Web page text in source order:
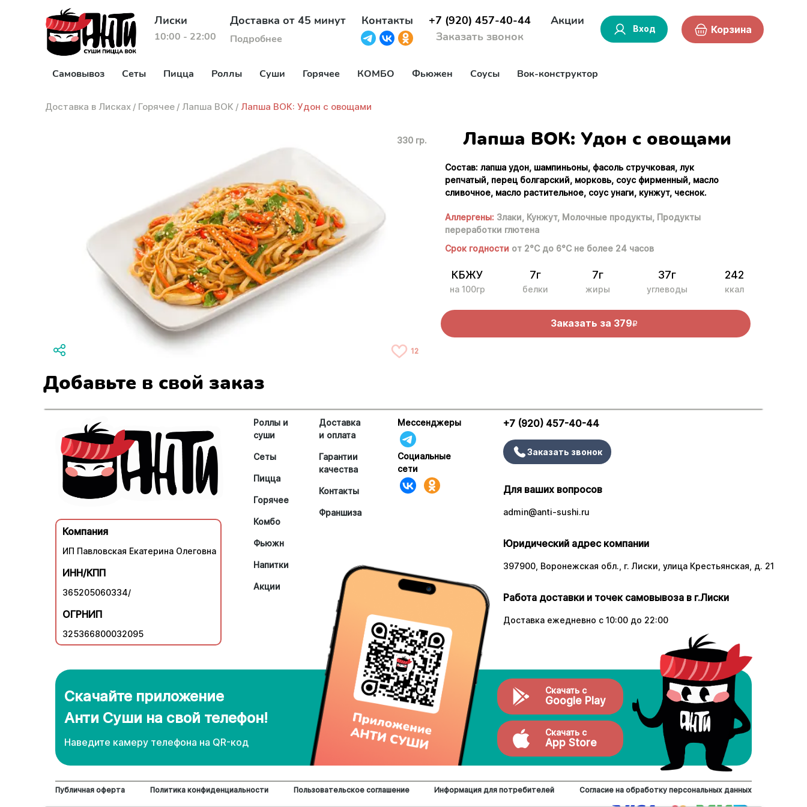
Лиски
10:00 - 22:00
Доставка от 45 минут
Подробнее
Контакты
+7 (920) 457-40-44
Заказать звонок
Акции
Вход Корзина
Самовывоз Сеты Пицца Роллы Суши Горячее КОМБО Фьюжен Соусы Вок-конструктор
Доставка в Лисках / Горячее / Лапша ВОК / Лапша ВОК: Удон с овощами
330 гр.
12
Лапша ВОК: Удон с овощами
Состав: лапша удон, шампиньоны, фасоль стручковая, лук
репчатый, перец болгарский, морковь, соус фирменный, масло
сливочное, масло растительное, соус унаги, кунжут, чеснок.
Аллергены: Злаки, Кунжут, Молочные продукты, Продукты
переработки глютена
Срок годности от 2°С до 6°С не более 24 часов
КБЖУ
на 100гр
7г
белки
7г
жиры
37г
углеводы
242
ккал
Заказать за 379R
Добавьте в свой заказ
Компания
ИП Павловская Екатерина Олеговна
ИНН/КПП
365205060334/
ОГРНИП
325366800032095
Роллы и
суши
Сеты
Пицца
Горячее
Комбо
Фьюжн
Напитки
Акции
Доставка
и оплата
Гарантии
качества
Контакты
Франшиза
Мессенджеры
Социальные
сети
+7 (920) 457-40-44
Заказать звонок
Для ваших вопросов
admin@anti-sushi.ru
Юридический адрес компании
397900, Воронежская обл., г. Лиски, улица Крестьянская, д. 21
Работа доставки и точек самовывоза в г.Лиски
Доставка ежедневно с 10:00 до 22:00
Скачайте приложение
Анти Суши на свой телефон!
Наведите камеру телефона нa QR-код
Скачать с
Google Play
Скачать с
App Store
Публичная оферта Политика конфиденциальности Пользовательское соглашение Информация для потребителей Согласие на обработку персональных данных